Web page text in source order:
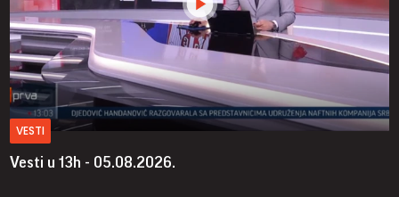
VESTI
Vesti u 13h - 05.08.2026.